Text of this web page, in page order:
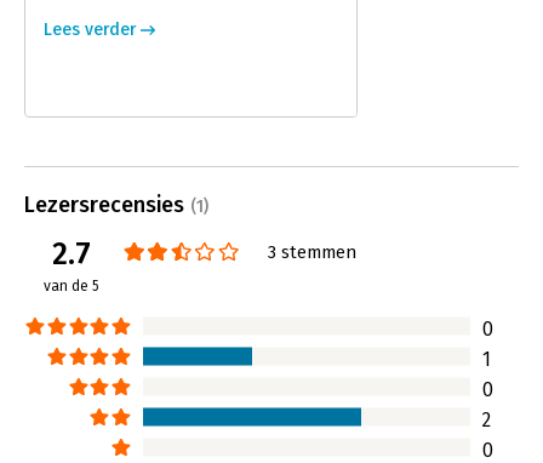
Lees verder
Lezersrecensies (1)
2.7
van de 5
3 stemmen
0
1
0
2
0